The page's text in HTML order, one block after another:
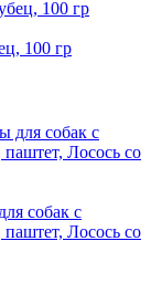
100 гр
собак с
Лосось со